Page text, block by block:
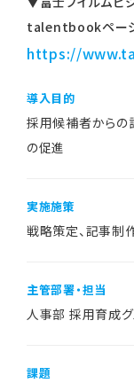
導入目的
採用候補者からの
の促進
実施施策
戦略策定、記事制
主管部署・担当
人事部 採用育成
課題
talentbookペー
https://